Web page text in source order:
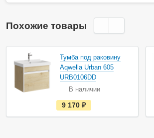
Похожие товары
Тумба под раковину
Aqwella Urban 605
URB0106DD
В наличии
е
с
т
9 170